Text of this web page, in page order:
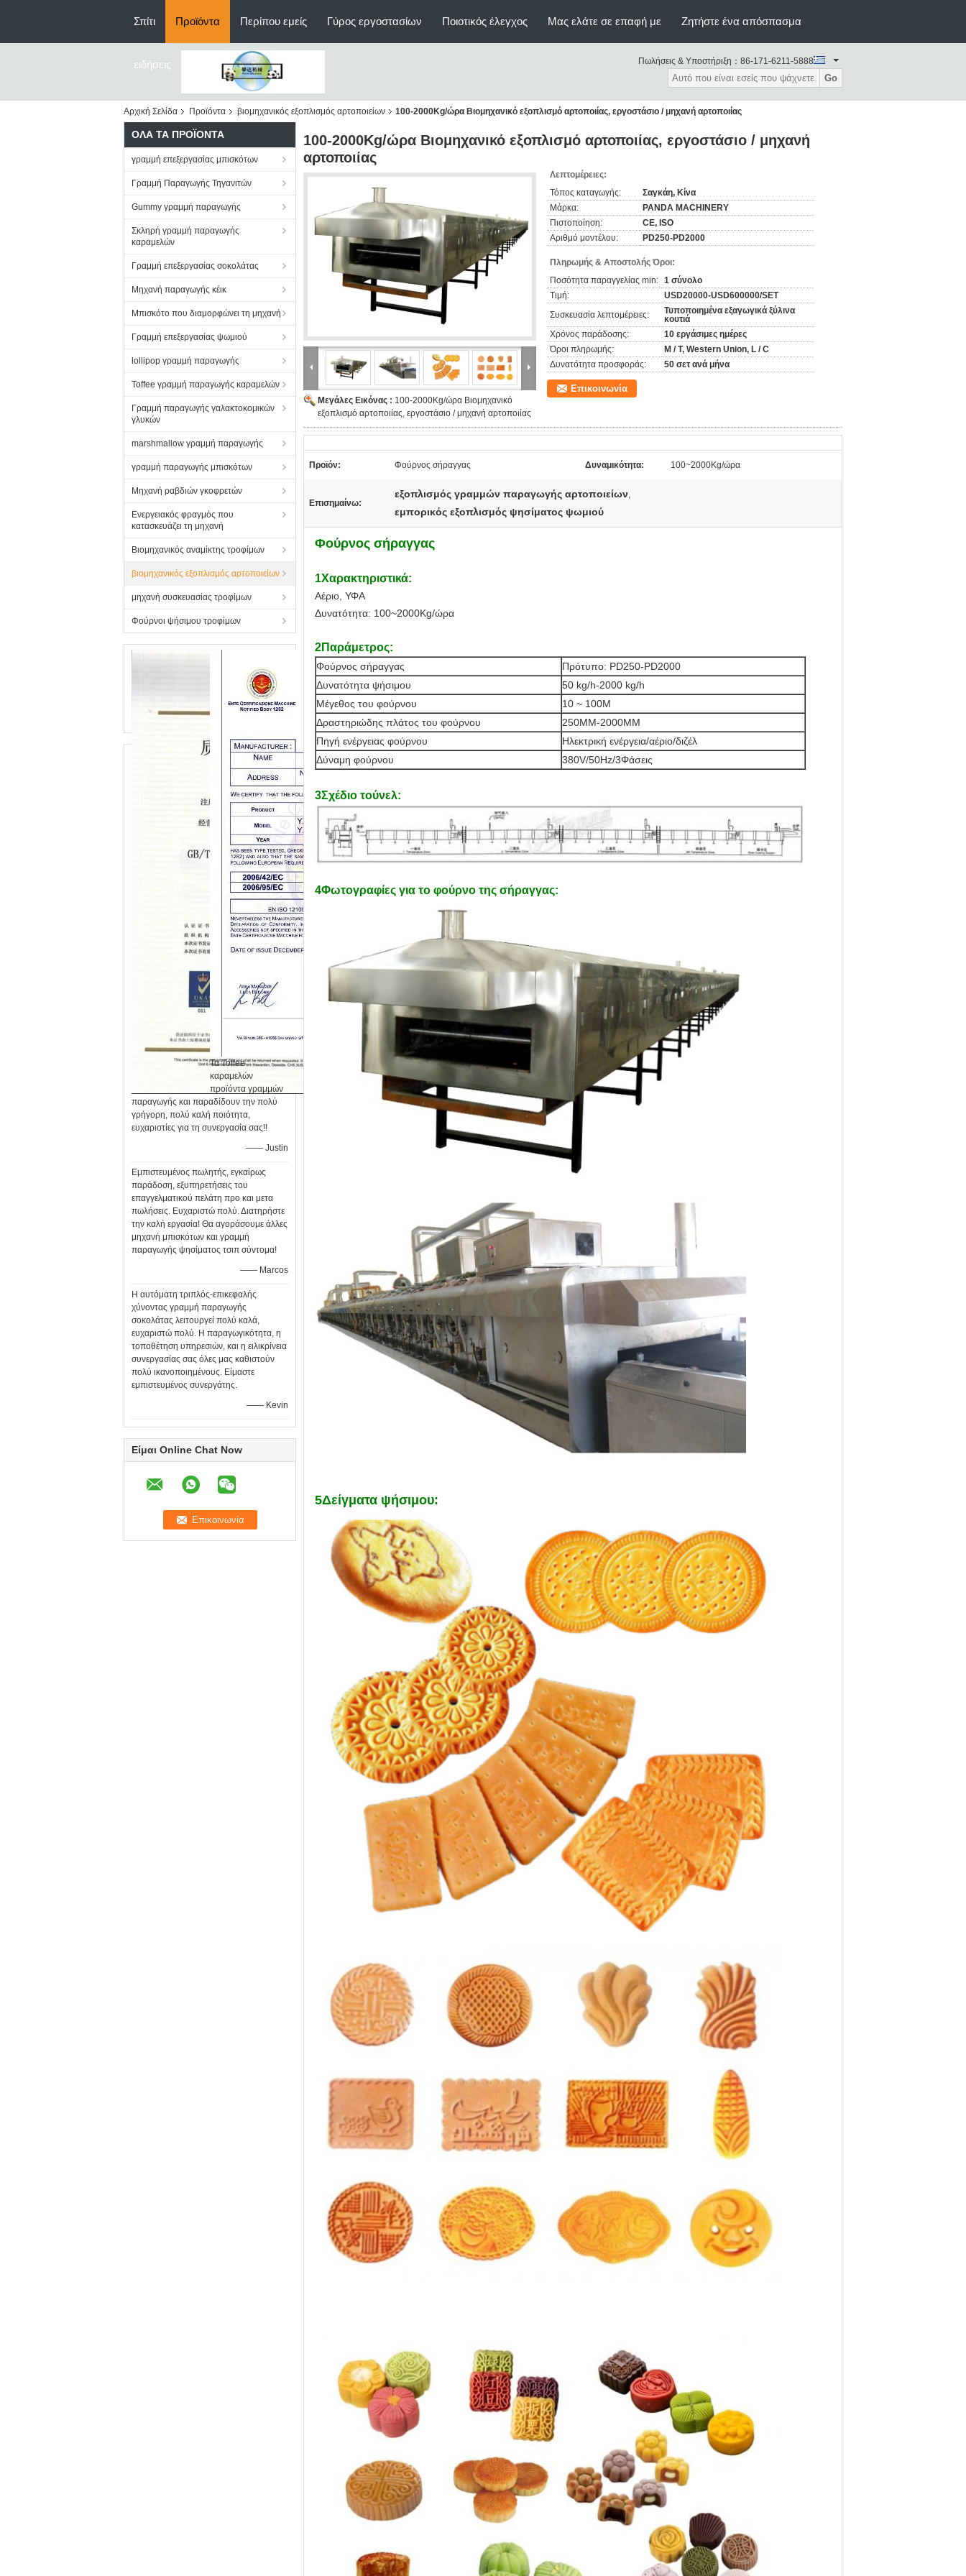
We bellen je snel terug!
υποβολή
Σπίτι Προϊόντα Περίπου εμείς Γύρος εργοστασίων Ποιοτικός έλεγχος Μας ελάτε σε επαφή με Ζητήστε ένα απόσπασμα
ειδήσεις Πωλήσεις & Υποστήριξη： 86-171-6211-5888
Go
Αρχική Σελίδα Προϊόντα βιομηχανικός εξοπλισμός αρτοποιείων 100-2000Kg/ώρα Βιομηχανικό εξοπλισμό αρτοποιίας, εργοστάσιο / μηχανή αρτοποιίας
ΌΛΑ ΤΑ ΠΡΟΪΌΝΤΑ
γραμμή επεξεργασίας μπισκότων
Γραμμή Παραγωγής Τηγανιτών
Gummy γραμμή παραγωγής
Σκληρή γραμμή παραγωγής
καραμελών
Γραμμή επεξεργασίας σοκολάτας
Μηχανή παραγωγής κέικ
Μπισκότο που διαμορφώνει τη μηχανή
Γραμμή επεξεργασίας ψωμιού
lollipop γραμμή παραγωγής
Toffee γραμμή παραγωγής καραμελών
Γραμμή παραγωγής γαλακτοκομικών
γλυκών
marshmallow γραμμή παραγωγής
γραμμή παραγωγής μπισκότων
Μηχανή ραβδιών γκοφρετών
Ενεργειακός φραγμός που
κατασκευάζει τη μηχανή
Βιομηχανικός αναμίκτης τροφίμων
βιομηχανικός εξοπλισμός αρτοποιείων
μηχανή συσκευασίας τροφίμων
Φούρνοι ψήσιμου τροφίμων
Τα Toffee
καραμελών
προϊόντα γραμμών
παραγωγής και παραδίδουν την πολύ
γρήγορη, πολύ καλή ποιότητα,
ευχαριστίες για τη συνεργασία σας!!
—— Justin
Εμπιστευμένος πωλητής, εγκαίρως
παράδοση, εξυπηρετήσεις του
επαγγελματικού πελάτη προ και μετα
πωλήσεις. Ευχαριστώ πολύ. Διατηρήστε
την καλή εργασία! Θα αγοράσουμε άλλες
μηχανή μπισκότων και γραμμή
παραγωγής ψησίματος τσιπ σύντομα!
—— Marcos
Η αυτόματη τριπλός-επικεφαλής
χύνοντας γραμμή παραγωγής
σοκολάτας λειτουργεί πολύ καλά,
ευχαριστώ πολύ. Η παραγωγικότητα, η
τοποθέτηση υπηρεσιών, και η ειλικρίνεια
συνεργασίας σας όλες μας καθιστούν
πολύ ικανοποιημένους. Είμαστε
εμπιστευμένος συνεργάτης.
—— Kevin
Είμαι Online Chat Now
100-2000Kg/ώρα Βιομηχανικό εξοπλισμό αρτοποιίας, εργοστάσιο / μηχανή
αρτοποιίας
Μεγάλες Εικόνας : 100-2000Kg/ώρα Βιομηχανικό
εξοπλισμό αρτοποιίας, εργοστάσιο / μηχανή αρτοποιίας
Λεπτομέρειες:
Τόπος καταγωγής:
Σαγκάη, Κίνα
Μάρκα:
PANDA MACHINERY
Πιστοποίηση:
CE, ISO
Αριθμό μοντέλου:
PD250-PD2000
Πληρωμής & Αποστολής Όροι:
Ποσότητα παραγγελίας min: 1 σύνολο
Τιμή:
USD20000-USD600000/SET
Συσκευασία λεπτομέρειες:
Τυποποιημένα εξαγωγικά ξύλινα
κουτιά
Χρόνος παράδοσης:
10 εργάσιμες ημέρες
Όροι πληρωμής:
Μ / Τ, Western Union, L / C
Δυνατότητα προσφοράς:
50 σετ ανά μήνα
Επικοινωνία
Προϊόν: Φούρνος σήραγγας Δυναμικότητα: 100~2000Kg/ώρα
Επισημαίνω:
εξοπλισμός γραμμών παραγωγής αρτοποιείων,
εμπορικός εξοπλισμός ψησίματος ψωμιού
Φούρνος σήραγγας
1Χαρακτηριστικά:
Αέριο, ΥΦΑ
Δυνατότητα: 100~2000Kg/ώρα
2Παράμετρος:
Φούρνος σήραγγας
Πρότυπο: PD250-PD2000
Δυνατότητα ψήσιμου
50 kg/h-2000 kg/h
Μέγεθος του φούρνου
10 ~ 100M
Δραστηριώδης πλάτος του φούρνου
250MM-2000MM
Πηγή ενέργειας φούρνου
Ηλεκτρική ενέργεια/αέριο/διζέλ
Δύναμη φούρνου
380V/50Hz/3Φάσεις
3Σχέδιο τούνελ:
4Φωτογραφίες για το φούρνο της σήραγγας:
5Δείγματα ψήσιμου: